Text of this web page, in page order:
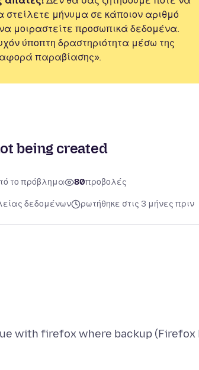
στείλετε μήνυμα σε κάποιον αριθμό
μοιραστείτε προσωπικά δεδομένα.
ύποπτη δραστηριότητα μέσω της
παραβίασης».
being created
το πρόβλημα 80προβολές
δεδομένων ρωτήθηκε στις 3 μήνες πριν
with firefox where backup